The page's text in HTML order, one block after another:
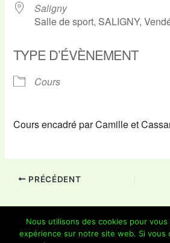
Saligny
Salle de sport, SALIGNY,
TYPE D’ÉVÈNEMENT
Cours
Cours encadré par Camille et
PRÉCÉDENT
Nous utilisons des cookies pour vous
expérience sur notre site web. Si vous